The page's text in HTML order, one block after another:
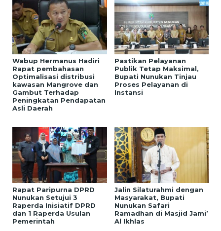
Wabup Hermanus Hadiri
Rapat pembahasan
Optimalisasi distribusi
kawasan Mangrove dan
Gambut Terhadap
Peningkatan Pendapatan
Asli Daerah
Pastikan Pelayanan
Publik Tetap Maksimal,
Bupati Nunukan Tinjau
Proses Pelayanan di
Instansi
Rapat Paripurna DPRD
Nunukan Setujui 3
Raperda Inisiatif DPRD
dan 1 Raperda Usulan
Pemerintah
Jalin Silaturahmi dengan
Masyarakat, Bupati
Nunukan Safari
Ramadhan di Masjid Jami’
Al Ikhlas